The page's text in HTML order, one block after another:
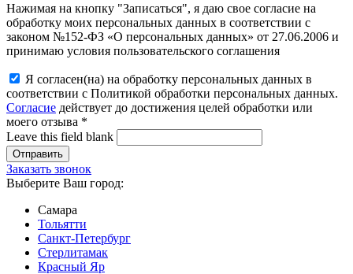
Нажимая на кнопку "Записаться", я даю свое согласие на
обработку моих персональных данных в соответствии с
законом №152-ФЗ «О персональных данных» от 27.06.2006 и
принимаю условия пользовательского соглашения
Я согласен(на) на обработку персональных данных в
соответствии с Политикой обработки персональных данных.
Согласие действует до достижения целей обработки или
моего отзыва *
Leave this field blank
Заказать звонок
Выберите Ваш город:
Самара
Тольятти
Санкт-Петербург
Стерлитамак
Красный Яр